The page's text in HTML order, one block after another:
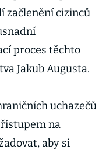
začlenění cizinců
proces těchto
Jakub Augusta.
uchazečů
na
aby si